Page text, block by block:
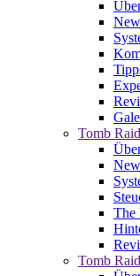
Tomb
The
Tomb